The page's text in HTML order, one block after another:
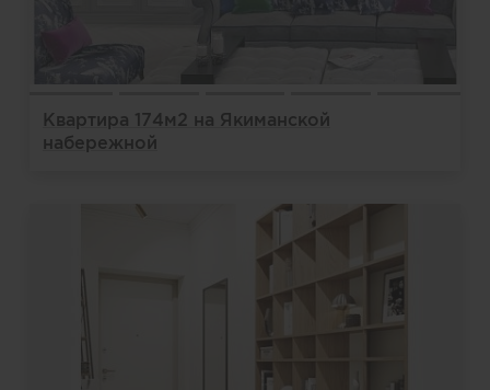
Квартира 174м2 на Якиманской
набережной